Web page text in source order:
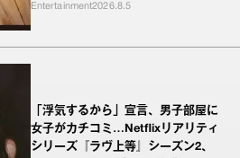
Entertainment2026.8.5
「浮気するから」宣言、男子部屋に
女子がカチコミ…Netflixリアリティ
シリーズ『ラヴ上等』シーズン2、